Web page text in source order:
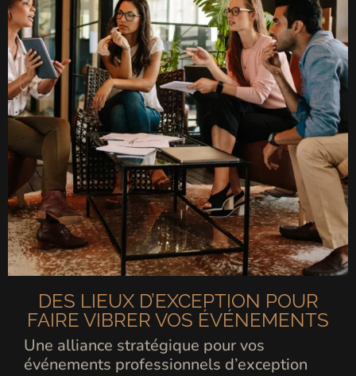
DES LIEUX D’EXCEPTION POUR
FAIRE VIBRER VOS ÉVÉNEMENTS
Une alliance stratégique pour vos
événements professionnels d’exception